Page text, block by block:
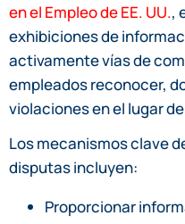
en el Empleo de EE. UU.,
exhibiciones de
activamente vías de
empleados reconocer,
violaciones en el lugar
Los mecanismos clave
disputas incluyen:
Proporcionar